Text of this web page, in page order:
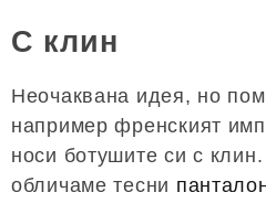
С клин
Неочаквана идея, но
например френският
носи ботушите си с
обличаме тесни